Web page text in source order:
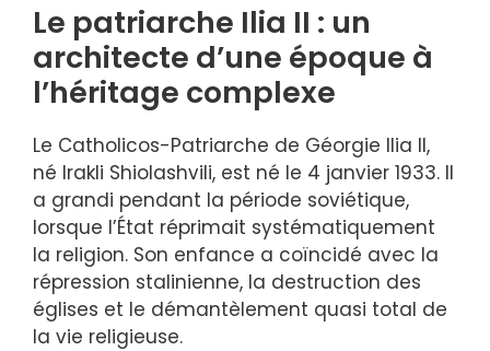
Le patriarche Ilia II : un
architecte d’une époque à
l’héritage complexe
Le Catholicos-Patriarche de Géorgie Ilia II,
né Irakli Shiolashvili, est né le 4 janvier 1933. Il
a grandi pendant la période soviétique,
lorsque l’État réprimait systématiquement
la religion. Son enfance a coïncidé avec la
répression stalinienne, la destruction des
églises et le démantèlement quasi total de
la vie religieuse.